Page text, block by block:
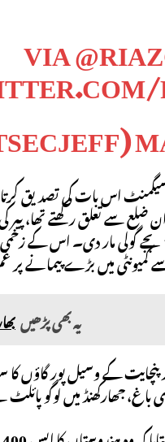
VIA
جب اسے پاکستانی فوج نے تقریباً 1:30
میں بڑے پیمانے پر
یہ بھی پڑھیں
کے وسیل پور گاؤں کا
باغ، جھارکھنڈ میں لوگو